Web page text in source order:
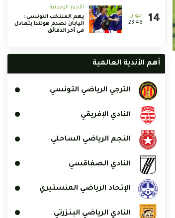
23:48
الأخبار الوطنية
يهم المنتخب التونسي :
اليابان تصدم هولندا بتعادل
في آخر الدقائق
أهم الأندية العالمية
الترجي الرياضي التونسي
النادي الإفريقي
النجم الرياضي الساحلي
النادي الصفاقسي
الإتحاد الرياضي المنستيري
النادي الرياضي البنزرتي